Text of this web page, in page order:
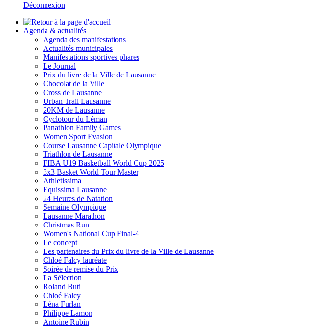
Déconnexion
Agenda & actualités
Agenda des manifestations
Actualités municipales
Manifestations sportives phares
Le Journal
Prix du livre de la Ville de Lausanne
Chocolat de la Ville
Cross de Lausanne
Urban Trail Lausanne
20KM de Lausanne
Cyclotour du Léman
Panathlon Family Games
Women Sport Evasion
Course Lausanne Capitale Olympique
Triathlon de Lausanne
FIBA U19 Basketball World Cup 2025
3x3 Basket World Tour Master
Athletissima
Equissima Lausanne
24 Heures de Natation
Semaine Olympique
Lausanne Marathon
Christmas Run
Women's National Cup Final-4
Le concept
Les partenaires du Prix du livre de la Ville de Lausanne
Chloé Falcy lauréate
Soirée de remise du Prix
La Sélection
Roland Buti
Chloé Falcy
Léna Furlan
Philippe Lamon
Antoine Rubin